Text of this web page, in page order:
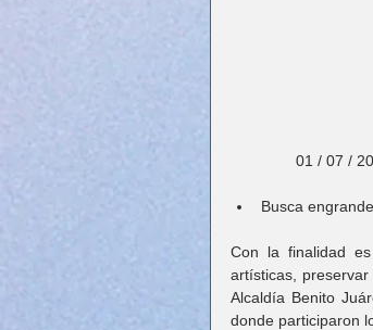
01 / 07
Busca
Con la finalidad
artísticas,
Alcaldía Benito
donde participaron